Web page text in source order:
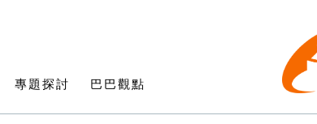
專題探討 巴巴觀點